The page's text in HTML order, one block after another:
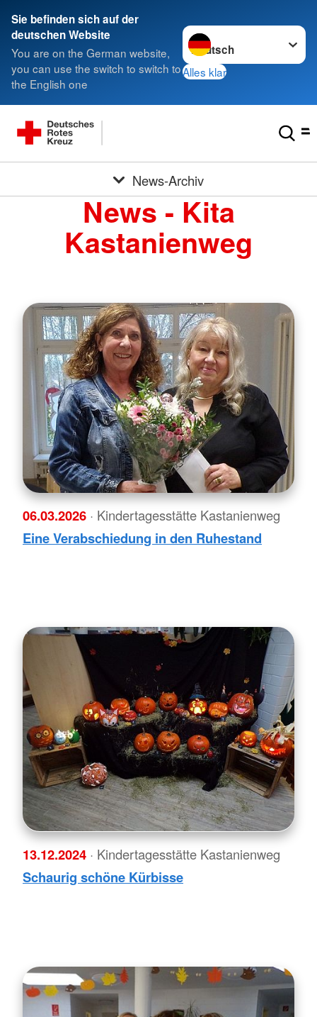
Sie befinden sich auf der
deutschen Website
You are on the German website,
you can use the switch to switch to
the English one
Sprache wechseln zu
Alles klar
News-Archiv
News - Kita
Kastanienweg
06.03.2026 · Kindertagesstätte Kastanienweg
Eine Verabschiedung in den Ruhestand
13.12.2024 · Kindertagesstätte Kastanienweg
Schaurig schöne Kürbisse